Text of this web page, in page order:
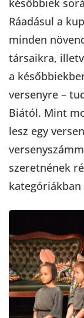
Ráadásul a
minden
társaikra,
a
versenyre –
Biától. Mint
lesz egy
szeretnének
kategóriákban